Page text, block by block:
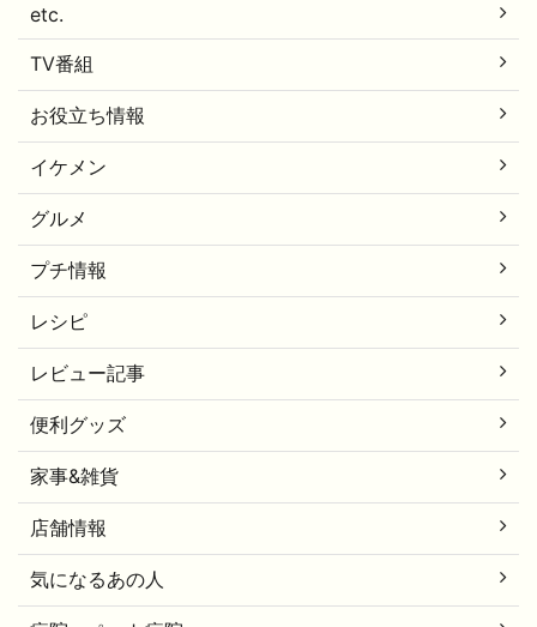
etc.
TV番組
お役立ち情報
イケメン
グルメ
プチ情報
レシピ
レビュー記事
便利グッズ
家事&雑貨
店舗情報
気になるあの人